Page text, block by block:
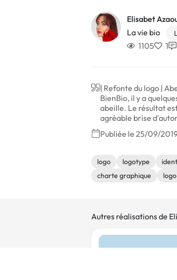
Elisabet
La vie bio
1105 1
| Refonte du logo |
BienBio, il y a
abeille. Le résultat
agréable brise
Publiée le 25/09/
logo logotype
charte graphique
Autres réalisations de